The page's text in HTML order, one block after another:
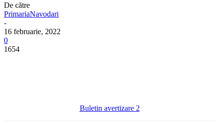
De către
PrimariaNavodari
-
16 februarie, 2022
0
1654
Buletin avertizare 2